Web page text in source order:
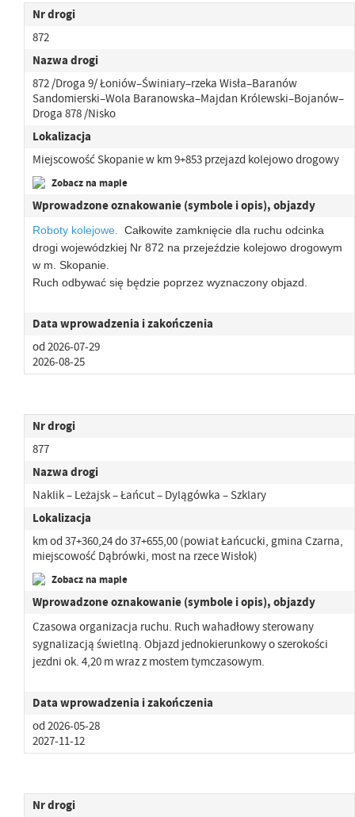
Nr drogi
872
Nazwa drogi
872 /Droga 9/ Łoniów–Świniary–rzeka Wisła–Baranów
Sandomierski–Wola Baranowska–Majdan Królewski–Bojanów–
Droga 878 /Nisko
Lokalizacja
Miejscowość Skopanie w km 9+853 przejazd kolejowo drogowy
Zobacz na mapie
Wprowadzone oznakowanie (symbole i opis), objazdy
Roboty kolejowe.
Całkowite zamknięcie dla ruchu odcinka
drogi wojewódzkiej Nr 872 na przejeździe kolejowo drogowym
w m. Skopanie.
Ruch odbywać się będzie poprzez wyznaczony objazd.
Data wprowadzenia i zakończenia
od 2026-07-29
2026-08-25
Nr drogi
877
Nazwa drogi
Naklik – Leżajsk – Łańcut – Dylągówka – Szklary
Lokalizacja
km od 37+360,24 do 37+655,00 (powiat Łańcucki, gmina Czarna,
miejscowość Dąbrówki, most na rzece Wisłok)
Zobacz na mapie
Wprowadzone oznakowanie (symbole i opis), objazdy
Czasowa organizacja ruchu. Ruch wahadłowy sterowany
sygnalizacją świetlną. Objazd jednokierunkowy o szerokości
jezdni ok. 4,20 m wraz z mostem tymczasowym.
Data wprowadzenia i zakończenia
od 2026-05-28
2027-11-12
Nr drogi